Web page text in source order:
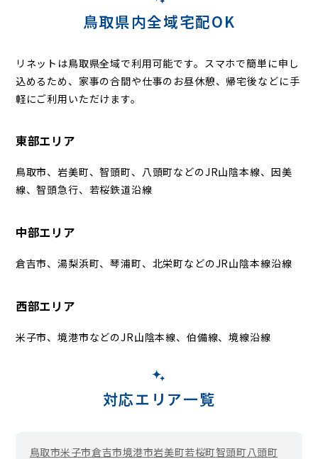
鳥取県内全域宅配OK
リネットは鳥取県全域で利用可能です。 スマホで簡単に申し
込めるため、家事の合間や仕事のお昼休憩、帰宅後などに手
軽にご利用いただけます。
東部エリア
鳥取市、岩美町、智頭町、八頭町などのJR山陰本線、因美
線、智頭急行、若桜鉄道沿線
中部エリア
倉吉市、湯梨浜町、琴浦町、北栄町などのJR山陰本線沿線
西部エリア
米子市、境港市などのJR山陰本線、伯備線、境線沿線
対応エリア一覧
鳥取市米子市倉吉市境港市岩美町若桜町智頭町八頭町